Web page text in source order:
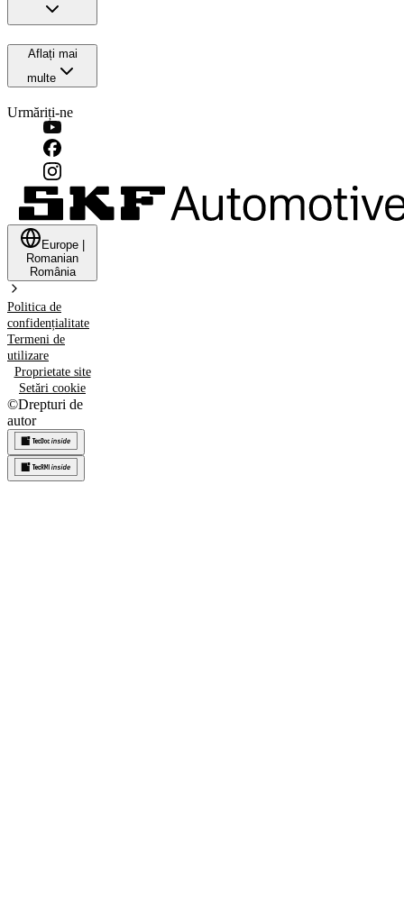
Aflați mai
multe
Urmăriți-ne
Europe
Romanian
România
Politica de
confidențialitate
Termeni de
utilizare
Proprietate site
Setări cookie
©Drepturi de
autor